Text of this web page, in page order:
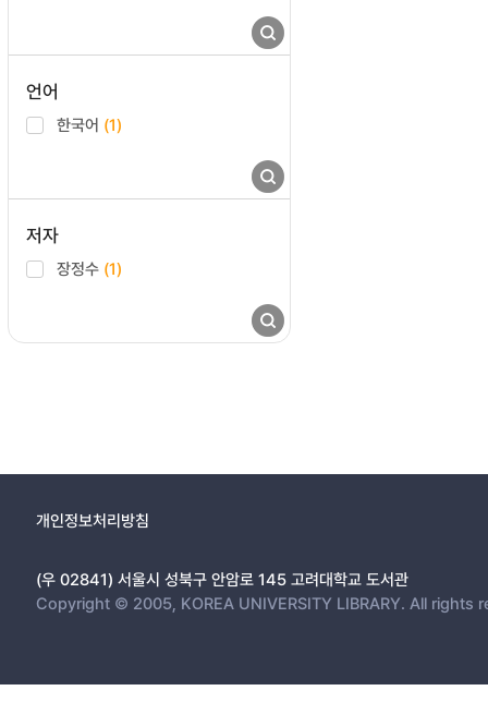
언어
한국어 (1)
저자
장정수 (1)
개인정보처리방침
(우 02841) 서울시 성북구 안암로 145 고려대학교 도서관
Copyright © 2005, KOREA UNIVERSITY LIBRARY. All rights